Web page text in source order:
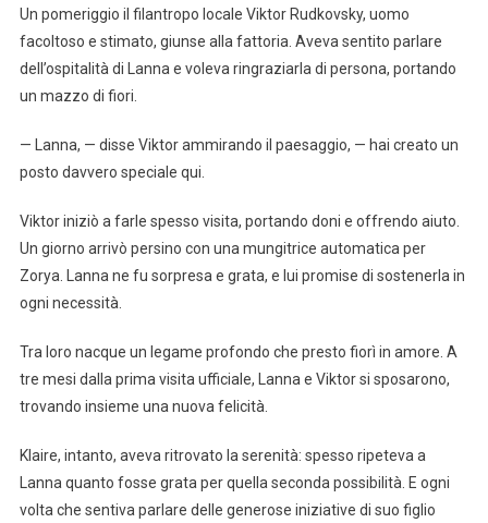
Un pomeriggio il filantropo locale Viktor Rudkovsky, uomo
facoltoso e stimato, giunse alla fattoria. Aveva sentito parlare
dell’ospitalità di Lanna e voleva ringraziarla di persona, portando
un mazzo di fiori.
— Lanna, — disse Viktor ammirando il paesaggio, — hai creato un
posto davvero speciale qui.
Viktor iniziò a farle spesso visita, portando doni e offrendo aiuto.
Un giorno arrivò persino con una mungitrice automatica per
Zorya. Lanna ne fu sorpresa e grata, e lui promise di sostenerla in
ogni necessità.
Tra loro nacque un legame profondo che presto fiorì in amore. A
tre mesi dalla prima visita ufficiale, Lanna e Viktor si sposarono,
trovando insieme una nuova felicità.
Klaire, intanto, aveva ritrovato la serenità: spesso ripeteva a
Lanna quanto fosse grata per quella seconda possibilità. E ogni
volta che sentiva parlare delle generose iniziative di suo figlio